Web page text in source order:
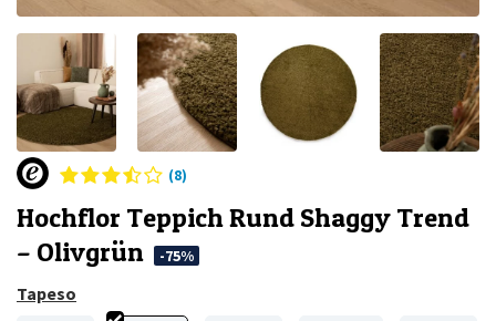
(8)
Hochflor Teppich Rund Shaggy Trend
– Olivgrün
-75%
Tapeso